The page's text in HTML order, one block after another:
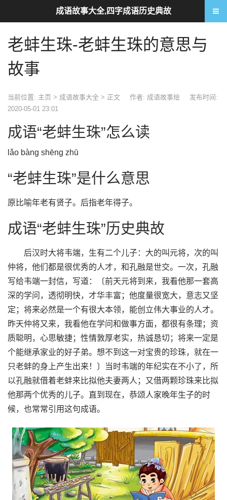
老蚌生珠-老蚌生珠的意思与
故事
当前位置: 主页 > 成语故事大全 > 正文 作者: 成语故事烩
发布时间:
2020-05-01 23:01
成语“老蚌生珠”怎么读
lǎo bàng shēng zhū
“老蚌生珠”是什么意思
原比喻年老有贤子。后指老年得子。
成语“老蚌生珠”历史典故
后汉时大将韦端，生有二个儿子：大的叫元将，次的叫
仲将，他们都是很优秀的人才，和孔融是世交。一次，孔融
写给韦端一封信，写道：〔前天元将到来，我看他那一套高
深的学问，透彻明快，才华丰富；他度量很宽大，意志又坚
定；将来必然是一个有很大本领，能创立伟大事业的人才。
昨天仲将又来，我看他在学问和做事方面，都很有条理；资
质聪明，心思敏捷；性情敦厚老实，热诚恳切；将来一定是
个能继承家业的好子弟。想不到这一对宝贵的珍珠，就在一
只老蚌的身上产生出来！〕当时韦端的年纪实在不小了，所
以孔融就借着老蚌来比拟他夫妻两人；又借两颗珍珠来比拟
他那两个优秀的儿子。直到现在，恭颂人家晚年生子的时
候，也常常引用这句成语。
成语故事大全,四字成语历史典故